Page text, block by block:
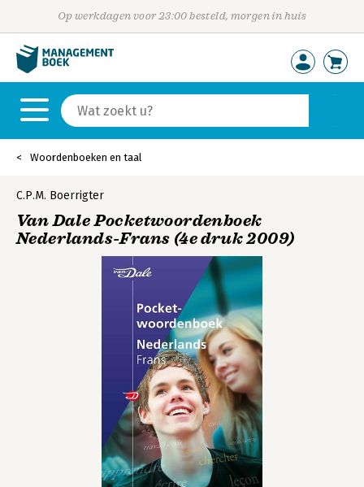
Op werkdagen voor 23:00 besteld, morgen in huis
Woordenboeken en taal
C.P.M. Boerrigter
Van Dale Pocketwoordenboek
Nederlands-Frans (4e druk 2009)